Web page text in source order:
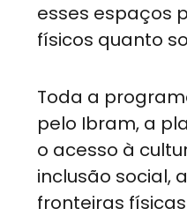
esses espaços
físicos quanto
Toda a
pelo Ibram, a
o acesso à
inclusão social,
fronteiras